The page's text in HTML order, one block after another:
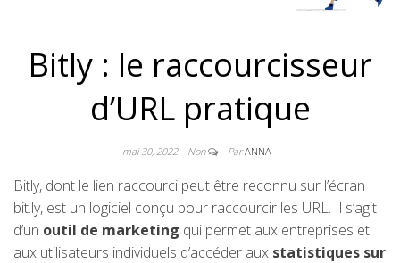
Bitly : le raccourcisseur
d’URL pratique
mai 30, 2022 Non ParANNA
Bitly, dont le lien raccourci peut être reconnu sur l’écran
bit.ly, est un logiciel conçu pour raccourcir les URL. Il s’agit
d’un outil de marketing qui permet aux entreprises et
aux utilisateurs individuels d’accéder aux statistiques sur